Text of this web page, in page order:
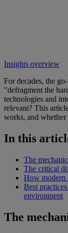
Insights overview
For decades, the
"defragment the
technologies and
relevant? This
works, and
In this
The
The critical
How modern
Best
environment
The